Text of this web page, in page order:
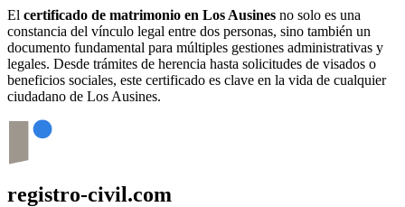
El certificado de matrimonio en Los Ausines no solo es una
constancia del vínculo legal entre dos personas, sino también un
documento fundamental para múltiples gestiones administrativas y
legales. Desde trámites de herencia hasta solicitudes de visados o
beneficios sociales, este certificado es clave en la vida de cualquier
ciudadano de Los Ausines.
registro-civil.com